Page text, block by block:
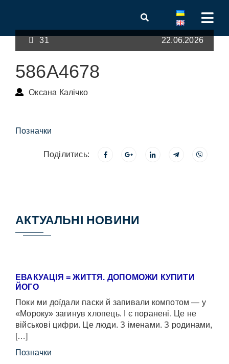
31 22.06.2026
586A4678
Оксана Калічко
Позначки
Поділитись:
АКТУАЛЬНІ НОВИНИ
ЕВАКУАЦІЯ = ЖИТТЯ. ДОПОМОЖИ КУПИТИ
ЙОГО
Поки ми доїдали паски й запивали компотом — у
«Мороку» загинув хлопець. І є поранені. Це не
військові цифри. Це люди. З іменами. З родинами,
[…]
Позначки